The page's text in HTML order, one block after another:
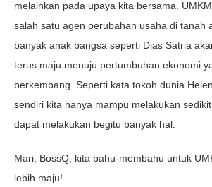
melainkan pada upaya kita bersama.
salah satu agen perubahan usaha di tanah
banyak anak bangsa seperti Dias Satria
terus maju menuju pertumbuhan ekonomi
berkembang. Seperti kata tokoh dunia
sendiri kita hanya mampu melakukan
dapat melakukan begitu banyak hal.
Mari, BossQ, kita bahu-membahu untuk
lebih maju!